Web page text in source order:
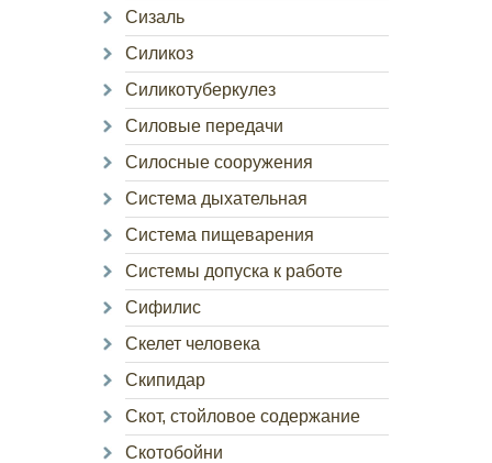
Сизаль
Силикоз
Силикотуберкулез
Силовые передачи
Силосные сооружения
Система дыхательная
Система пищеварения
Системы допуска к работе
Сифилис
Скелет человека
Скипидар
Скот, стойловое содержание
Скотобойни